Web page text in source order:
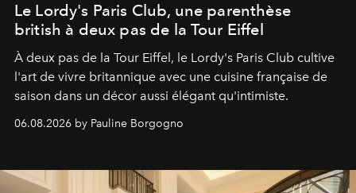
Le Lordy's Paris Club, une parenthèse
british à deux pas de la Tour Eiffel
À deux pas de la Tour Eiffel, le Lordy's Paris Club cultive
l'art de vivre britannique avec une cuisine française de
saison dans un décor aussi élégant qu'intimiste.
06.08.2026 by Pauline Borgogno